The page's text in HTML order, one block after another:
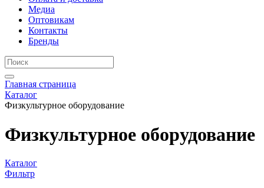
Медиа
Оптовикам
Контакты
Бренды
Главная страница
Каталог
Физкультурное оборудование
Физкультурное оборудование
Каталог
Фильтр